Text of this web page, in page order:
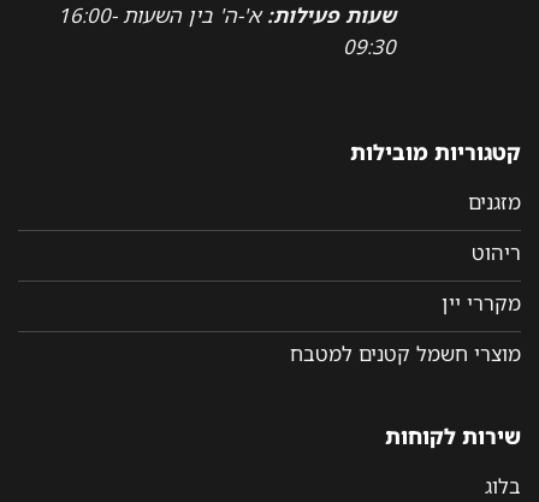
שעות פעילות:
א'-ה' בין השעות 16:00-
09:30
קטגוריות מובילות
מזגנים
ריהוט
מקררי יין
מוצרי חשמל קטנים למטבח
שירות לקוחות
בלוג